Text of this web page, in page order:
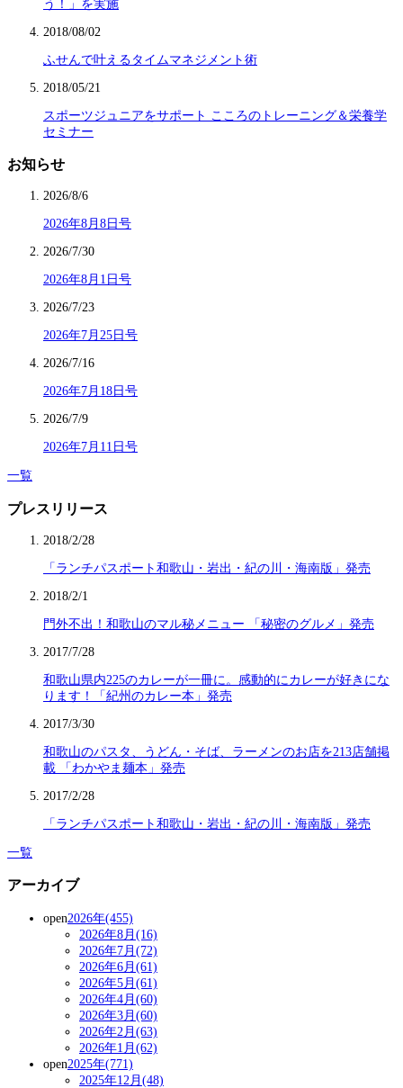
う！」を実施
2018/08/02
ふせんで叶えるタイムマネジメント術
2018/05/21
スポーツジュニアをサポート こころのトレーニング＆栄養学
セミナー
お知らせ
2026/8/6
2026年8月8日号
2026/7/30
2026年8月1日号
2026/7/23
2026年7月25日号
2026/7/16
2026年7月18日号
2026/7/9
2026年7月11日号
一覧
プレスリリース
2018/2/28
「ランチパスポート和歌山・岩出・紀の川・海南版」発売
2018/2/1
門外不出！和歌山のマル秘メニュー 「秘密のグルメ」発売
2017/7/28
和歌山県内225のカレーが一冊に。感動的にカレーが好きにな
ります！「紀州のカレー本」発売
2017/3/30
和歌山のパスタ、うどん・そば、ラーメンのお店を213店舗掲
載 「わかやま麺本」発売
2017/2/28
「ランチパスポート和歌山・岩出・紀の川・海南版」発売
一覧
アーカイブ
open2026年(455)
2026年8月(16)
2026年7月(72)
2026年6月(61)
2026年5月(61)
2026年4月(60)
2026年3月(60)
2026年2月(63)
2026年1月(62)
open2025年(771)
2025年12月(48)